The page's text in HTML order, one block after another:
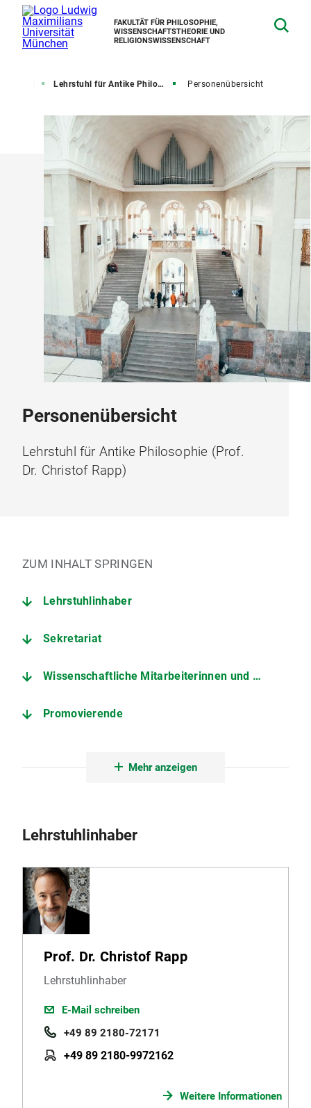
FAKULTÄT FÜR PHILOSOPHIE,
WISSENSCHAFTSTHEORIE UND
RELIGIONSWISSENSCHAFT
Lehrstuhl für Antike Philosophie Personenübersicht
Personenübersicht
Lehrstuhl für Antike Philosophie (Prof.
Dr. Christof Rapp)
ZUM INHALT SPRINGEN
Lehrstuhlinhaber
Sekretariat
Wissenschaftliche Mitarbeiterinnen und Mitarbeiter
Promovierende
Mehr anzeigen
Lehrstuhlinhaber
Prof. Dr. Christof Rapp
Lehrstuhlinhaber
E-Mail schreiben
+49 89 2180-72171
+49 89 2180-9972162
Weitere Informationen